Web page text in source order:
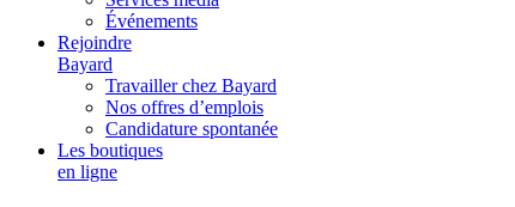
Événements
Rejoindre
Bayard
Travailler chez Bayard
Nos offres d’emplois
Candidature spontanée
Les boutiques
en ligne